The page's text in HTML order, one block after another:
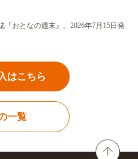
おとなの週末』。2026年7月15日発
はこちら
一覧